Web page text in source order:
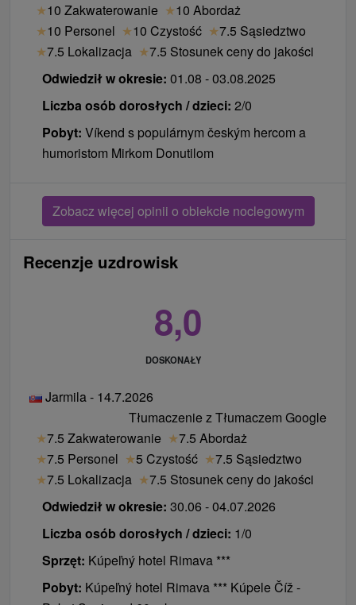
★10 Zakwaterowanie ★10 Abordaż
★10 Personel ★10 Czystość ★7.5 Sąsiedztwo
★7.5 Lokalizacja ★7.5 Stosunek ceny do jakości
Odwiedził w okresie: 01.08 - 03.08.2025
Liczba osób dorosłych / dzieci: 2/0
Pobyt: Víkend s populárnym českým hercom a
humoristom Mirkom Donutilom
Zobacz więcej opinii o obiekcie noclegowym
Recenzje uzdrowisk
8,0
DOSKONAŁY
Jarmila - 14.7.2026
Tłumaczenie z Tłumaczem Google
★7.5 Zakwaterowanie ★7.5 Abordaż
★7.5 Personel ★5 Czystość ★7.5 Sąsiedztwo
★7.5 Lokalizacja ★7.5 Stosunek ceny do jakości
Odwiedził w okresie: 30.06 - 04.07.2026
Liczba osób dorosłych / dzieci: 1/0
Sprzęt: Kúpeľný hotel Rimava ***
Pobyt: Kúpeľný hotel Rimava *** Kúpele Číž -